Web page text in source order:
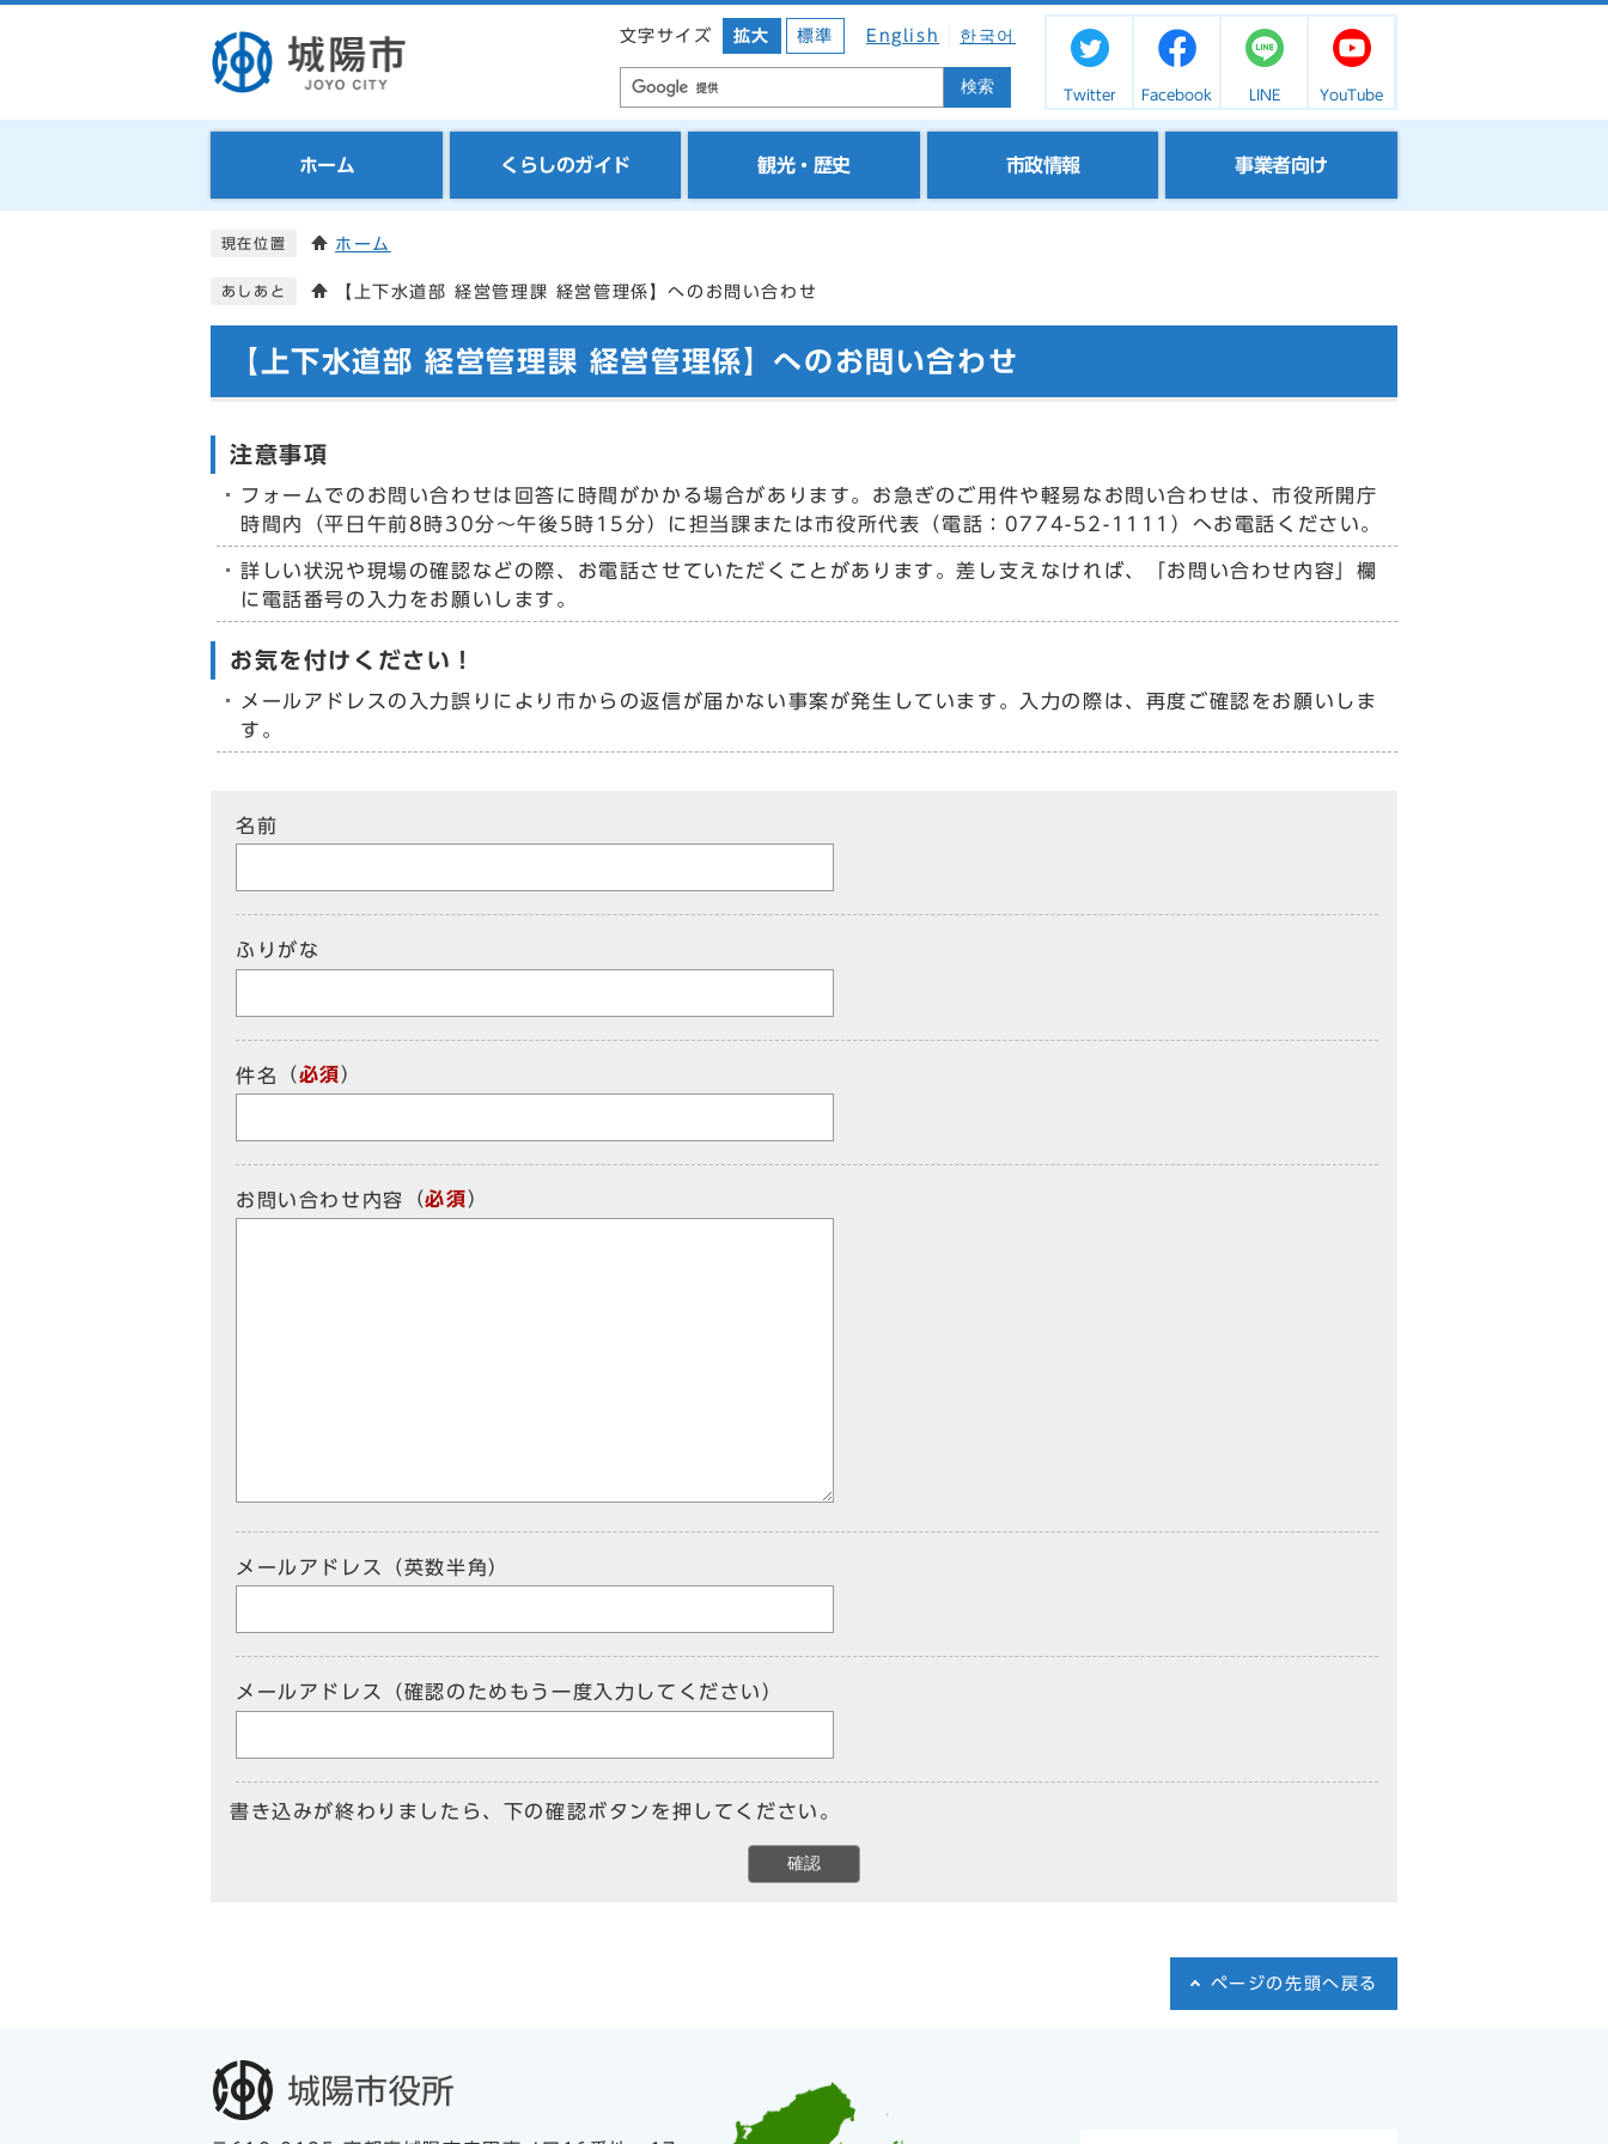
文字サイズ 拡大 標準 English 한국어
検索 Twitter Facebook LINE YouTube
ホーム くらしのガイド 観光・歴史 市政情報 事業者向け
現在位置 ホーム
あしあと 【上下水道部 経営管理課 経営管理係】へのお問い合わせ
【上下水道部 経営管理課 経営管理係】へのお問い合わせ
注意事項
フォームでのお問い合わせは回答に時間がかかる場合があります。お急ぎのご用件や軽易なお問い合わせは、市役所開庁
時間内（平日午前8時30分～午後5時15分）に担当課または市役所代表（電話：0774-52-1111）へお電話ください。
詳しい状況や現場の確認などの際、お電話させていただくことがあります。差し支えなければ、「お問い合わせ内容」欄
に電話番号の入力をお願いします。
お気を付けください！
メールアドレスの入力誤りにより市からの返信が届かない事案が発生しています。入力の際は、再度ご確認をお願いしま
す。
名前
ふりがな
件名 （必須）
お問い合わせ内容 （必須）
メールアドレス（英数半角）
メールアドレス（確認のためもう一度入力してください）
書き込みが終わりましたら、下の確認ボタンを押してください。
確認
ページの先頭へ戻る